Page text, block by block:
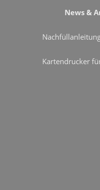
News &
Kartendrucker